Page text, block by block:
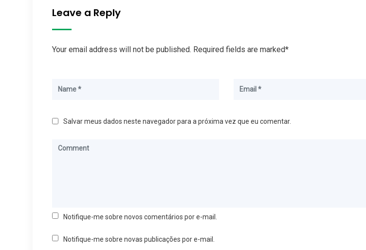
Leave a Reply
Your email address will not be published. Required fields are marked*
Salvar meus dados neste navegador para a próxima vez que eu comentar.
Notifique-me sobre novos comentários por e-mail.
Notifique-me sobre novas publicações por e-mail.